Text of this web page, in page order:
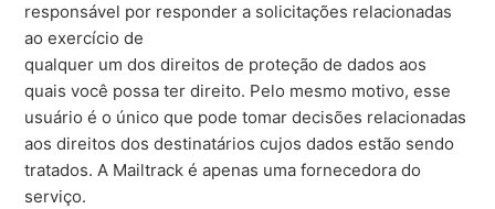
responsável por responder a solicitações relacionadas
ao exercício de
qualquer um dos direitos de proteção de dados aos
quais você possa ter direito. Pelo mesmo motivo, esse
usuário é o único que pode tomar decisões relacionadas
aos direitos dos destinatários cujos dados estão sendo
tratados. A Mailtrack é apenas uma fornecedora do
serviço.